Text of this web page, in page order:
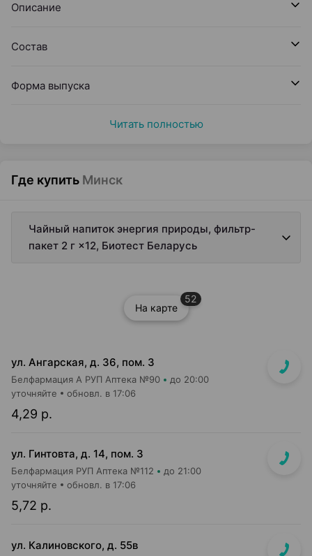
Описание
Состав
Форма выпуска
Читать полностью
Где купить Минск
Чайный напиток энергия природы, фильтр-
пакет 2 г ×12, Биотест Беларусь
На карте
52
ул. Ангарская, д. 36, пом. 3
Белфармация А РУП Аптека №90 до 20:00
4,29 р.
уточняйте обновл. в 17:06
ул. Гинтовта, д. 14, пом. 3
Белфармация РУП Аптека №112 до 21:00
5,72 р.
уточняйте обновл. в 17:06
ул. Калиновского, д. 55в